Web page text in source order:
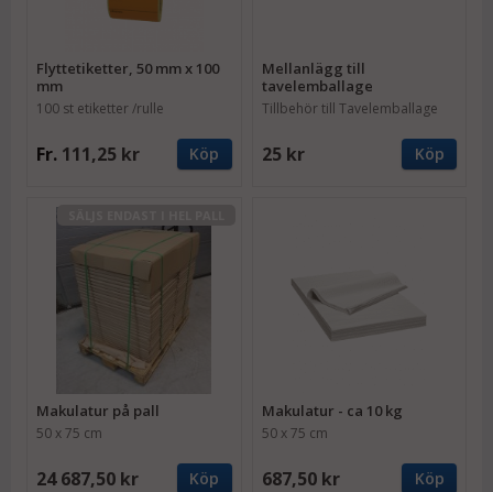
Flyttetiketter, 50 mm x 100
mm
100 st etiketter /rulle
Fr. 111,25 kr Köp
Mellanlägg till
tavelemballage
Tillbehör till Tavelemballage
25 kr Köp
Makulatur på pall
50 x 75 cm
24 687,50 kr Köp
Makulatur - ca 10 kg
50 x 75 cm
687,50 kr Köp